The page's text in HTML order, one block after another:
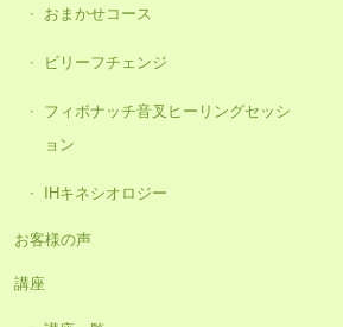
おまかせコース
ビリーフチェンジ
フィボナッチ音叉ヒーリングセッシ
ョン
IHキネシオロジー
お客様の声
講座